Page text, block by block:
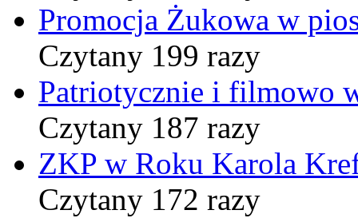
Promocja Żukowa w
Czytany 199 razy
Patriotycznie i filmowo
Czytany 187 razy
ZKP w Roku Karola
Czytany 172 razy